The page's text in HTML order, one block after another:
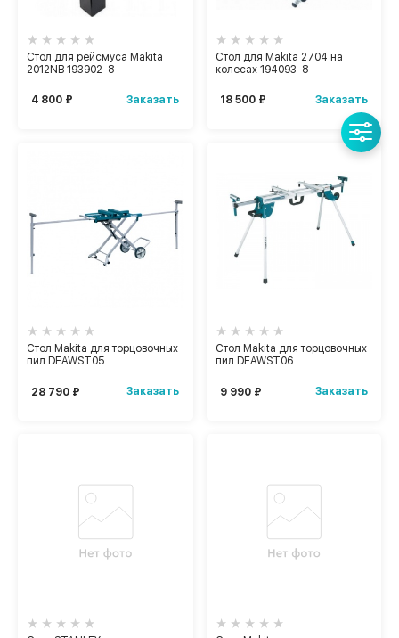
Стол для рейсмуса Makita
2012NB 193902-8
4 800 ₽ Заказать
Стол для Makita 2704 на
колесах 194093-8
18 500 ₽ Заказать
Стол Makita для торцовочных
пил DEAWST05
28 790 ₽ Заказать
Стол Makita для торцовочных
пил DEAWST06
9 990 ₽ Заказать